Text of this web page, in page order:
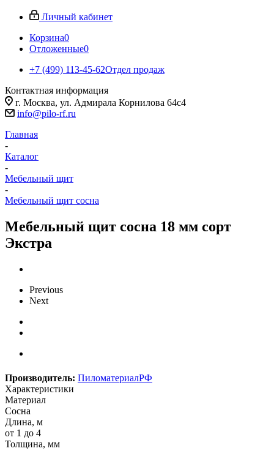
Личный кабинет
Корзина0
Отложенные0
+7 (499) 113-45-62Отдел продаж
Контактная информация
г. Москва, ул. Адмирала Корнилова 64с4
info@pilo-rf.ru
Главная
-
Каталог
-
Мебельный щит
-
Мебельный щит сосна
Мебельный щит сосна 18 мм сорт
Экстра
Previous
Next
Производитель: ПиломатериалРФ
Характеристики
Материал
Сосна
Длина, м
от 1 до 4
Толщина, мм